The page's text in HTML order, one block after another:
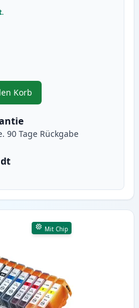
um anzupassen
Korb
, 12 stück Canon PGI-525 &
90 Tage Rückgabe
Mit Chip